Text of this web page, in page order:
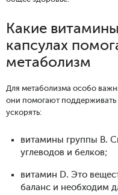
Какие
капсулах
метаболизм
Для метаболизма особо
они помогают
ускорять:
витамины группы В.
углеводов и белков;
витамин D. Это
баланс и необходим